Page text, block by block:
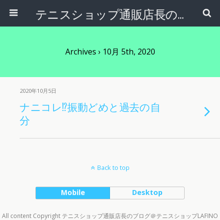
テニスショップ通販店長のブログ＠テニスショップLAFINO 西山克久
Archives › 10月 5th, 2020
2020年10月5日
ナニコレ⁉︎振動どめと過去の自
分
Back to top
Mobile Desktop
All content Copyright テニスショップ通販店長のブログ＠テニスショップLAFINO